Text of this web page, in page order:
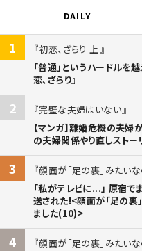
DAILY
1
初恋、ざらり 上
「普通」というハードルを
恋、ざらり』
2
完璧な夫婦はいない
【マンガ】離婚危機の夫
の夫婦関係やり直しストー
3
顔面が「足の裏」みたい
「私がテレビに...」 原宿
送された!<顔面が「足の裏
ました(10)>
4
顔面が「足の裏」みたい